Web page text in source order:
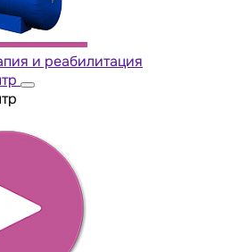
и реабилитация